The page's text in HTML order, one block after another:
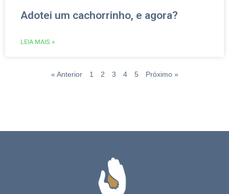
Adotei um cachorrinho, e agora?
LEIA MAIS »
« Anterior 1 2 3 4 5 Próximo »